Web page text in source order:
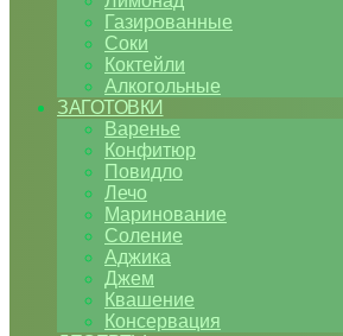
Газированные
Соки
Коктейли
Алкогольные
ЗАГОТОВКИ
Варенье
Конфитюр
Повидло
Лечо
Маринование
Соление
Аджика
Джем
Квашение
Консервация